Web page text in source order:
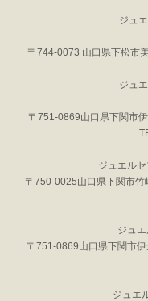
ジュ
〒744-0073 山口県下松市
ジュ
〒751-0869山口県下関市
ジュエル
〒750-0025山口県下関市
ジュ
〒751-0869山口県下関市
ジュエ